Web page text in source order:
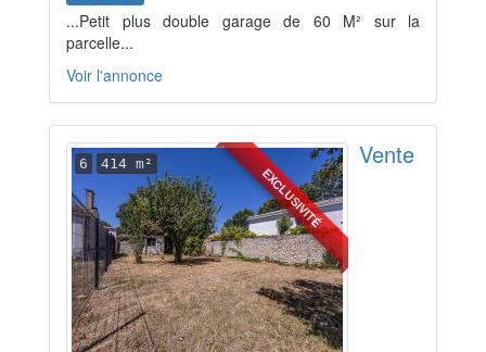
...Petit plus double garage de 60 M² sur la
parcelle...
Voir l'annonce
EXCLUSIVITÉ
6 414 m² Vente